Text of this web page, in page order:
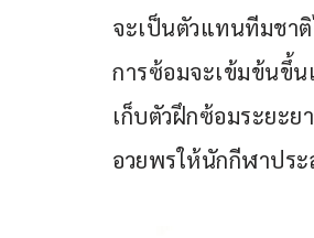
จะเป็นตัวแทนทีมชาติ
การซ้อมจะเข้มข้นขึ้น
เก็บตัวฝึกซ้อมระยะ
อวยพรให้นักกีฬาประ